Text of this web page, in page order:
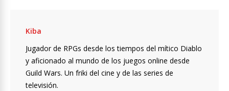
Kiba
Jugador de RPGs desde los tiempos del mítico Diablo
y aficionado al mundo de los juegos online desde
Guild Wars. Un friki del cine y de las series de
televisión.